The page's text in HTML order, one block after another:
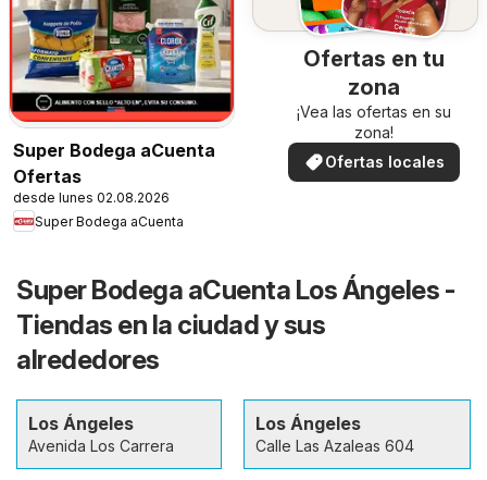
Super Bodega aCuenta
Ofertas
desde lunes 02.08.2026
Super Bodega aCuenta
Ofertas en tu
zona
¡Vea las ofertas en su
zona!
Ofertas locales
Super Bodega aCuenta Los Ángeles -
Tiendas en la ciudad y sus
alrededores
Los Ángeles
Avenida Los Carrera
Los Ángeles
Calle Las Azaleas 604